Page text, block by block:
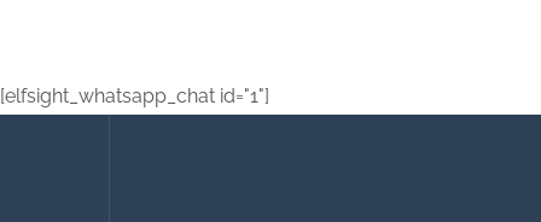
[elfsight_whatsapp_chat id="1"]